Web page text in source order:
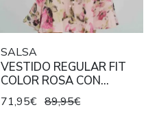
SALSA
VESTIDO REGULAR FIT
COLOR ROSA CON
ESTAMPADO FLORAL
71,95€ 89,95€